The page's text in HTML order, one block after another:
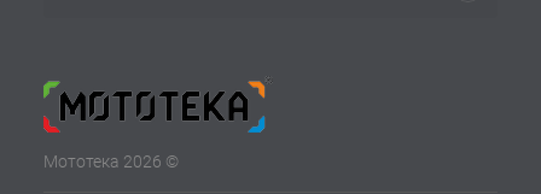
Мототека 2026 ©